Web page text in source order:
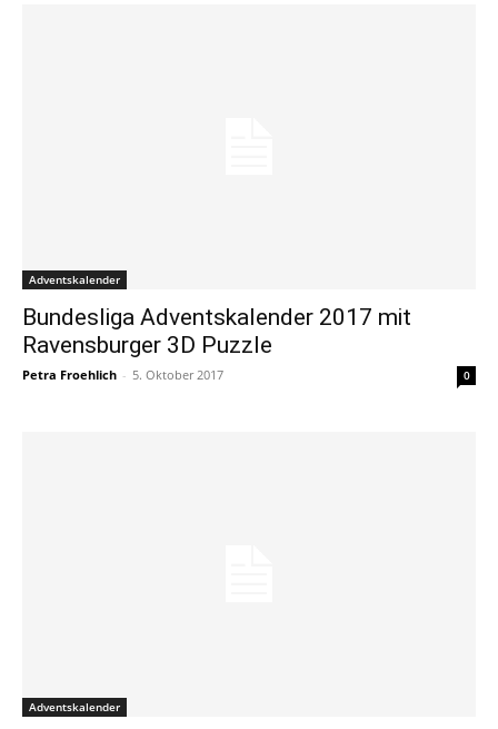
Adventskalender
Bundesliga Adventskalender 2017 mit
Ravensburger 3D Puzzle
Petra Froehlich - 5. Oktober 2017 0
Adventskalender